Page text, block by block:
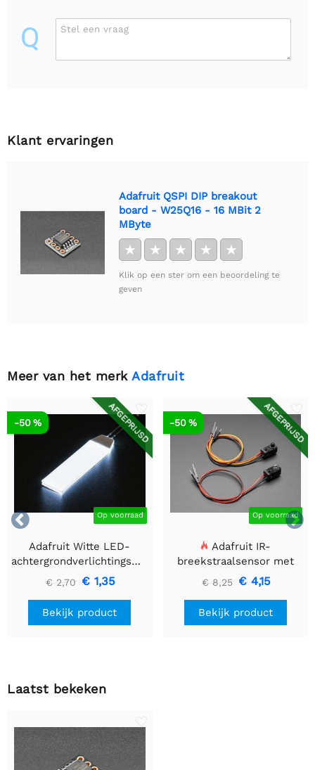
Q Stel een vraag
Klant ervaringen
Adafruit QSPI DIP breakout
board - W25Q16 - 16 MBit 2
MByte
★ ★ ★ ★ ★
Klik op een ster om een beoordeling te
geven
Meer van het merk Adafruit


AFGEPRIJSD
Op voorraad
-50 %
Adafruit Witte LED-
achtergrondverlichtingsmodule
- Klein 12 mm x 40 mm
€ 2,70 € 1,35
Bekijk product
AFGEPRIJSD
Op voorraad
-50 %
Adafruit IR-
breekstraalsensor met
premium draadheader
header einden - 5 mm
LED's
€ 8,25 € 4,15
Bekijk product
Laatst bekeken